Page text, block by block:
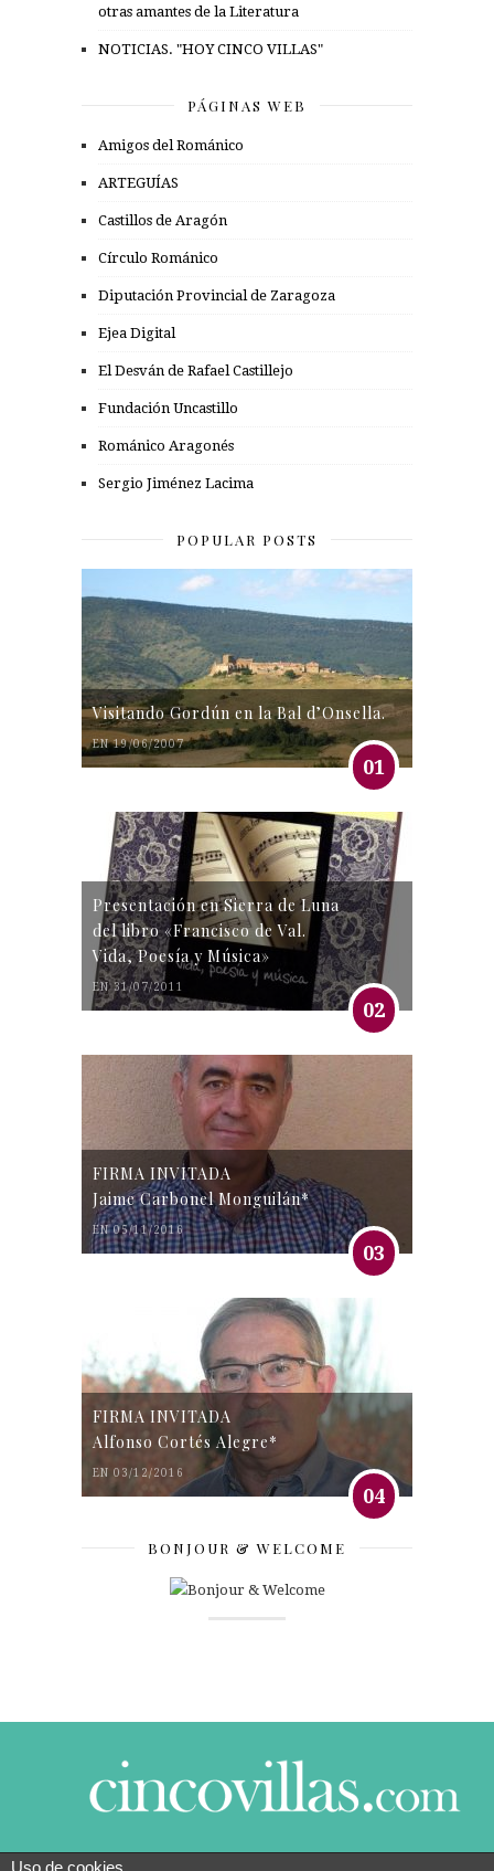
otras amantes de la Literatura
NOTICIAS. "HOY CINCO VILLAS"
PÁGINAS WEB
Amigos del Románico
ARTEGUÍAS
Castillos de Aragón
Círculo Románico
Diputación Provincial de Zaragoza
Ejea Digital
El Desván de Rafael Castillejo
Fundación Uncastillo
Románico Aragonés
Sergio Jiménez Lacima
POPULAR POSTS
Visitando Gordún en la Bal d’Onsella.
EN 19/06/2007
01
Presentación en Sierra de Luna
del libro «Francisco de Val.
Vida, Poesía y Música»
EN 31/07/2011
02
FIRMA INVITADA
Jaime Carbonel Monguilán*
EN 05/11/2016
03
FIRMA INVITADA
Alfonso Cortés Alegre*
EN 03/12/2016
04
BONJOUR & WELCOME
Uso de cookies